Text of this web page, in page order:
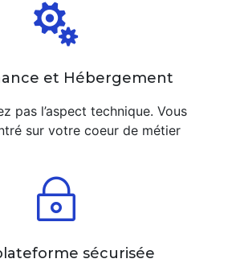

et Hébergement
pas l’aspect technique. Vous
sur votre coeur de métier
~
sécurisée